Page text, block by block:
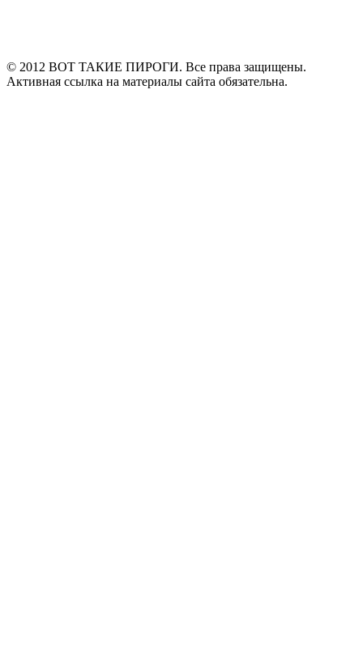
© 2012 ВОТ ТАКИЕ ПИРОГИ. Все права защищены.
Активная ссылка на материалы сайта обязательна.